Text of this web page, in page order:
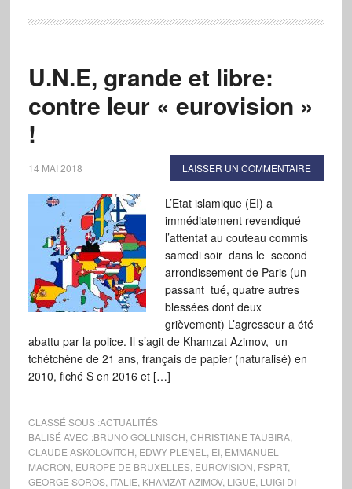
U.N.E, grande et libre:
contre leur « eurovision »
!
14 MAI 2018 LAISSER UN COMMENTAIRE
L’Etat islamique (EI) a
immédiatement revendiqué
l’attentat au couteau commis
samedi soir dans le second
arrondissement de Paris (un
passant tué, quatre autres
blessées dont deux
grièvement) L’agresseur a été
abattu par la police. Il s’agit de Khamzat Azimov, un
tchétchène de 21 ans, français de papier (naturalisé) en
2010, fiché S en 2016 et […]
CLASSÉ SOUS :ACTUALITÉS
BALISÉ AVEC :BRUNO GOLLNISCH CHRISTIANE TAUBIRA,
CLAUDE ASKOLOVITCH EDWY PLENEL EI, EMMANUEL
MACRON EUROPE DE BRUXELLES, EUROVISION FSPRT,
GEORGE SOROS, ITALIE KHAMZAT AZIMOV, LIGUE LUIGI DI